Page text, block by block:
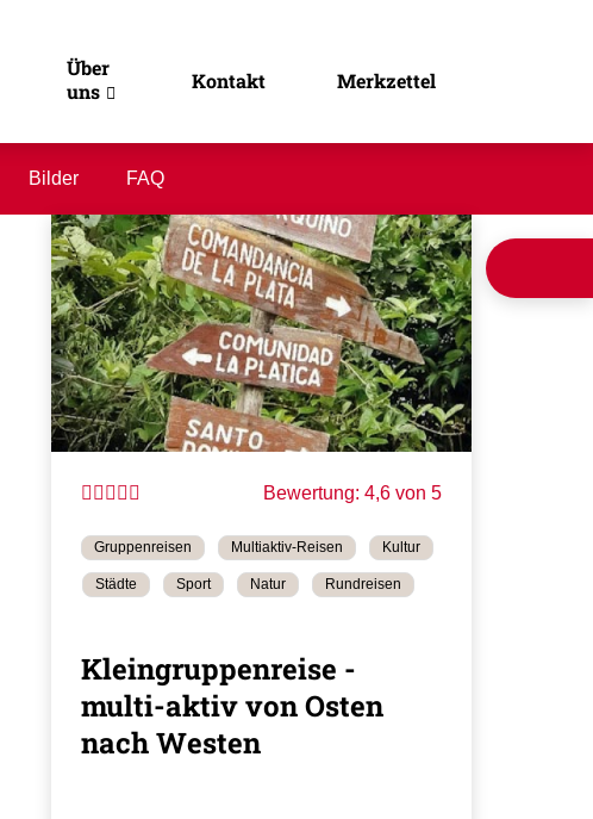
Über
uns
Kontakt Merkzettel
Bilder FAQ
Bewertung: 4,6 von 5
Gruppenreisen Multiaktiv-Reisen Kultur
Städte Sport Natur Rundreisen
Kleingruppenreise -
multi-aktiv von Osten
nach Westen